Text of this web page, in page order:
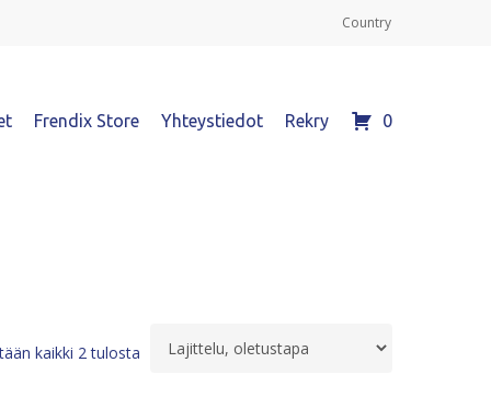
Country
Frendix Store Yhteystiedot Rekry 0
kaikki 2 tulosta